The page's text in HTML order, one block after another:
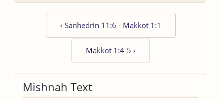
‹ Sanhedrin 11:6 - Makkot 1:1
Makkot 1:4-5 ›
Mishnah Text